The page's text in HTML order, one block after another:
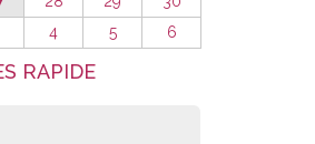
4 5 6
RAPIDE